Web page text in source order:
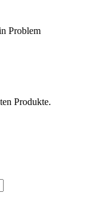
Problem
Produkte.